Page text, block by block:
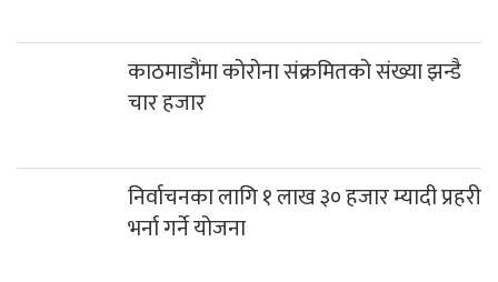
काठमाडौंमा कोरोना संक्रमितको संख्या झन्डै
चार हजार
निर्वाचनका लागि १ लाख ३० हजार म्यादी प्रहरी
भर्ना गर्ने योजना